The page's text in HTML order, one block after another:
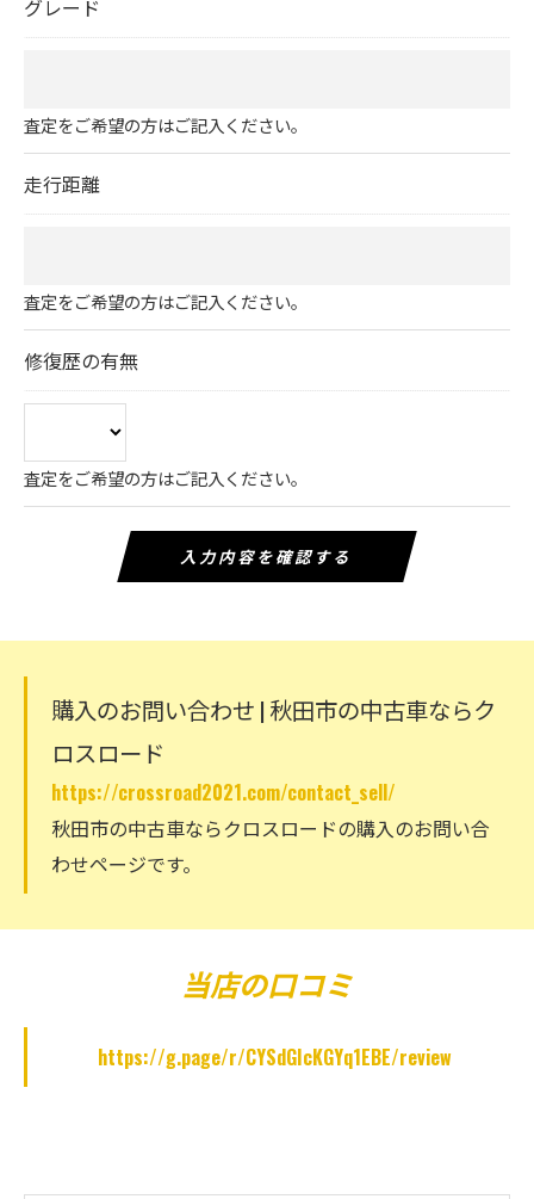
グレード
査定をご希望の方はご記入ください。
走行距離
査定をご希望の方はご記入ください。
修復歴の有無
査定をご希望の方はご記入ください。
購入のお問い合わせ | 秋田市の中古車ならク
ロスロード
https://crossroad2021.com/contact_sell/
秋田市の中古車ならクロスロードの購入のお問い合
わせページです。
当店の口コミ
https://g.page/r/CYSdGIcKGYq1EBE/review